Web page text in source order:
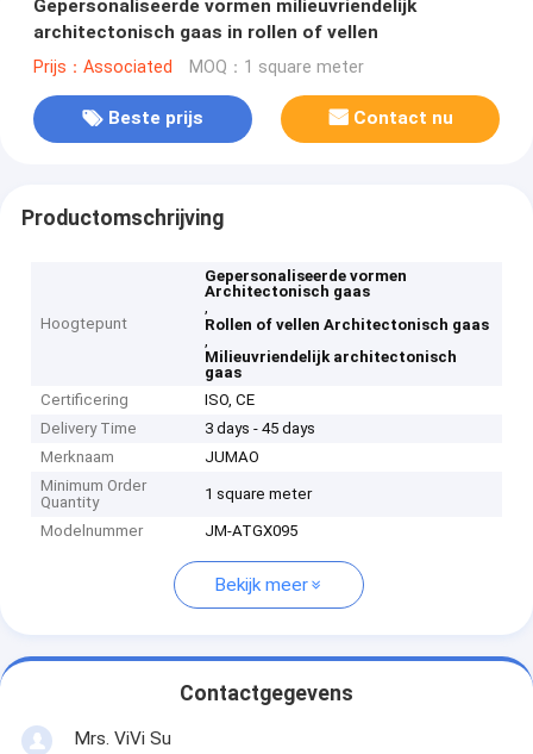
Gepersonaliseerde vormen milieuvriendelijk
architectonisch gaas in rollen of vellen
Prijs：Associated MOQ：1 square meter
Beste prijs Contact nu
Productomschrijving
Hoogtepunt
Gepersonaliseerde vormen
Architectonisch gaas
,
Rollen of vellen Architectonisch gaas
,
Milieuvriendelijk architectonisch
gaas
Certificering
ISO, CE
Delivery Time
3 days - 45 days
Merknaam
JUMAO
Minimum Order
Quantity
1 square meter
Modelnummer JM-ATGX095
Bekijk meer
Contactgegevens
Mrs. ViVi Su